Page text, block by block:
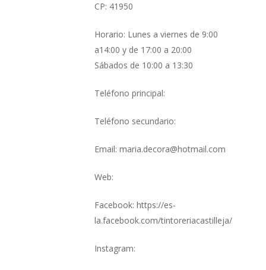
CP: 41950
Horario: Lunes a viernes de 9:00
a14:00 y de 17:00 a 20:00
Sábados de 10:00 a 13:30
Teléfono principal:
Teléfono secundario:
Email: maria.decora@hotmail.com
Web:
Facebook: https://es-
la.facebook.com/tintoreriacastilleja/
Instagram: